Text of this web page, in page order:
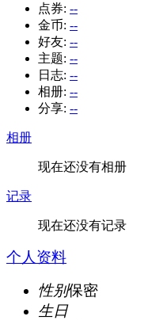
点券: --
金币: --
好友: --
主题: --
日志: --
相册: --
分享: --
相册
现在还没有相册
记录
现在还没有记录
个人资料
性别保密
生日